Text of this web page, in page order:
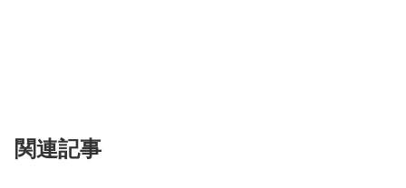
関連記事